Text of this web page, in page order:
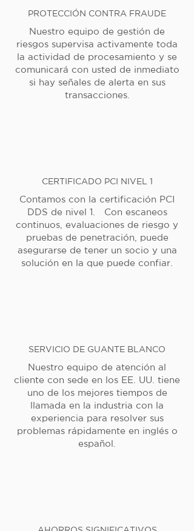
PROTECCIÓN CONTRA FRAUDE
Nuestro equipo de gestión de
riesgos supervisa activamente toda
la actividad de procesamiento y se
comunicará con usted de inmediato
si hay señales de alerta en sus
transacciones.
CERTIFICADO PCI NIVEL 1
Contamos con la certificación PCI
DDS de nivel 1. Con escaneos
continuos, evaluaciones de riesgo y
pruebas de penetración, puede
asegurarse de tener un socio y una
solución en la que puede confiar.
SERVICIO DE GUANTE BLANCO
Nuestro equipo de atención al
cliente con sede en los EE. UU. tiene
uno de los mejores tiempos de
llamada en la industria con la
experiencia para resolver sus
problemas rápidamente en inglés o
español.